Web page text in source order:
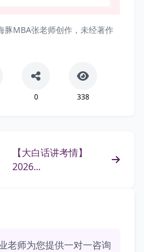
MBA张老师创作，未经著作
0 338
【大白话讲考情】
2026...
老师为您提供一对一咨询